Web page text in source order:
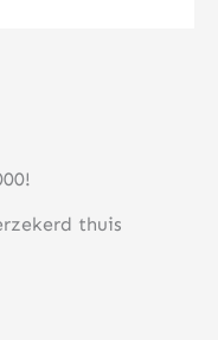
thuis